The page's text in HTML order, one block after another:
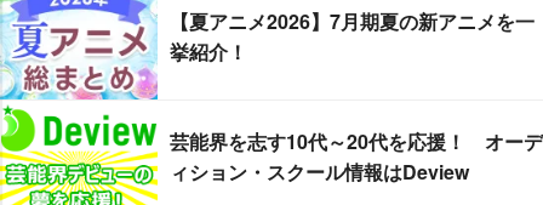
【夏アニメ2026】7月期夏の新アニメを一
挙紹介！
芸能界を志す10代～20代を応援！ オーデ
ィション・スクール情報はDeview